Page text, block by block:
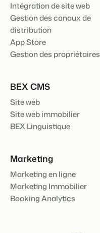
Intégration de site web
Gestion des canaux de
distribution
App Store
Gestion des propriétaires
BEX CMS
Site web
Site web immobilier
BEX Linguistique
Marketing
Marketing en ligne
Marketing Immobilier
Booking Analytics